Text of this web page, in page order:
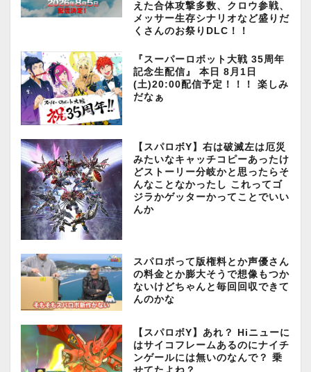
えた合体攻撃多数、クロウ参戦、
メッサー生存シナリオなど盛りだ
くさんのお祭りDLC！！
『スーパーロボット大戦 35周年
記念生配信』 本日 8月1日
(土)20:00配信予定！！！ 楽しみ
だなぁ
【スパロボY】右は破滅左は厄災
みたいなキャッチコピーあったけ
どストーリー分岐かと思ったらそ
んなことなかったし これってゴ
ジラかゲッターかってことでいい
んか
スパロボって版権料とか声優さん
の料金とか膨大そうで想像もつか
ないけどちゃんと毎回回収できて
んのかな
【スパロボY】あれ？ Hiニューに
はサイコフレームあるのにナイチ
ンゲールには無いのなんで？ 乗